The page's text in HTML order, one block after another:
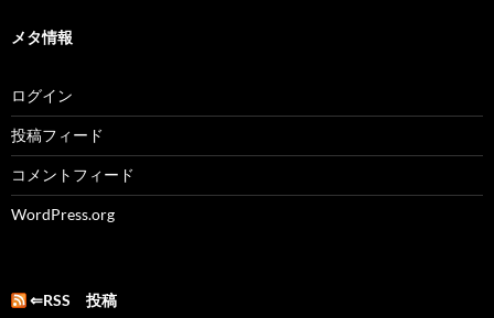
メタ情報
ログイン
投稿フィード
コメントフィード
WordPress.org
⇐RSS 投稿